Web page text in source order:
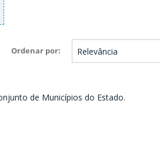
Ordenar por
de Municípios do Estado.